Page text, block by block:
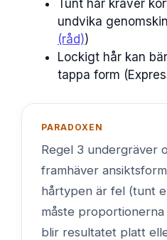
Tunt hår kräver
undvika
(råd))
Lockigt hår kan
tappa form
PARADOXEN
Regel 3 undergräver
framhäver
hårtypen är fel (tunt
måste proportionerna
blir resultatet platt